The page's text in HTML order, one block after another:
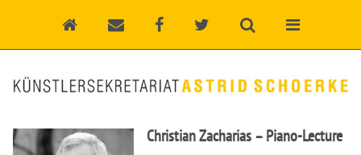
Christian Zacharias – Piano-Lecture